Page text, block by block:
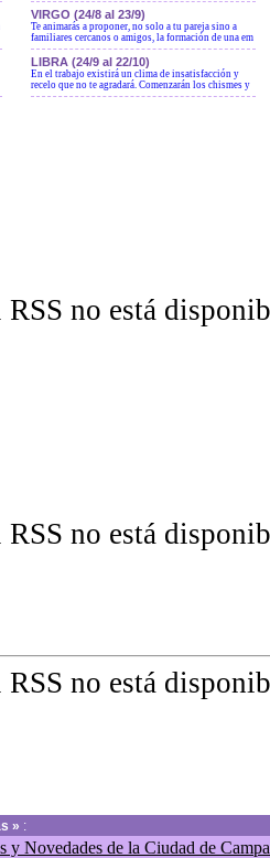
VIRGO (24/8 al 23/9)
Te animarás a proponer, no solo a tu pareja sino a
familiares cercanos o amigos, la formación de una em
LIBRA (24/9 al 22/10)
En el trabajo existirá un clima de insatisfacción y
recelo que no te agradará. Comenzarán los chismes y
no está
no está
no está
» :
y Novedades de la Ciudad de